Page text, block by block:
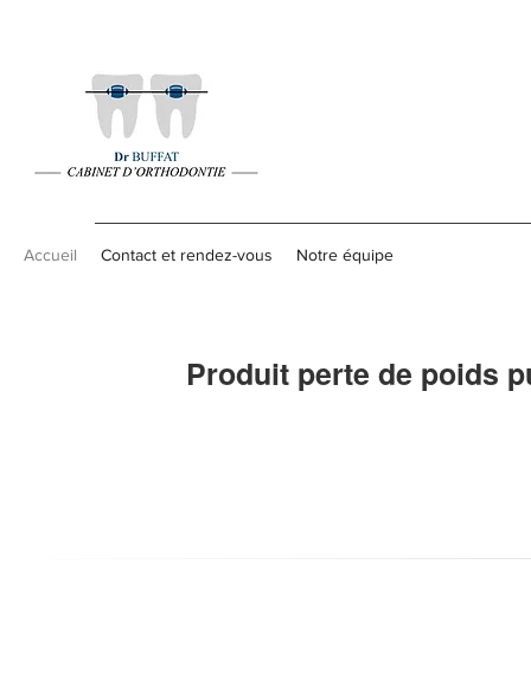
Accueil Contact et rendez-vous Notre équipe
Produit perte de poids